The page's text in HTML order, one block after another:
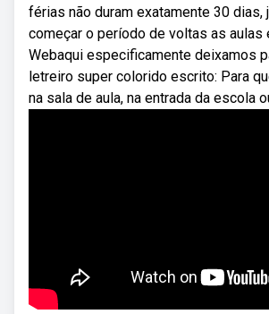
férias não duram exatamente 30 dias,
começar o período de voltas as aulas
Webaqui especificamente deixamos
letreiro super colorido escrito: Para
na sala de aula, na entrada da escola